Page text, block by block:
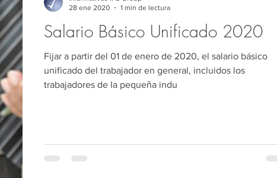
Salario Básico Unificado 2020
Fijar a partir del 01 de enero de 2020, el salario básico
unificado del trabajador en general, incluidos los
trabajadores de la pequeña indu
28 ene 2020
1 min de lectura